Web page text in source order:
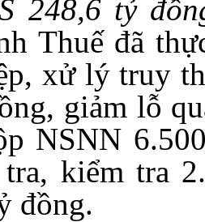
248,6 tỷ
Thuế đã
xử lý truy
giảm lỗ
NSNN
tra, kiểm tra
đồng.